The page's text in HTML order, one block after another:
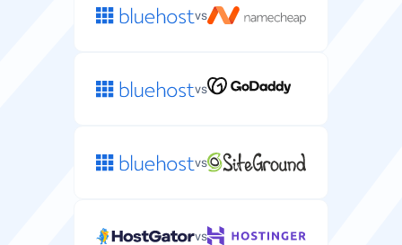
vs
vs
vs
vs